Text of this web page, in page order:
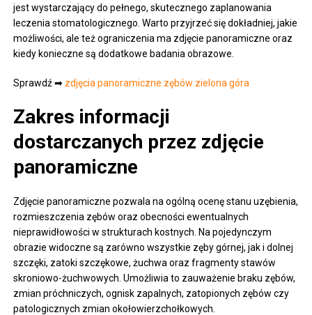
jest wystarczający do pełnego, skutecznego zaplanowania
leczenia stomatologicznego. Warto przyjrzeć się dokładniej, jakie
możliwości, ale też ograniczenia ma zdjęcie panoramiczne oraz
kiedy konieczne są dodatkowe badania obrazowe.
Sprawdź ➡ zdjęcia panoramiczne zębów zielona góra
Zakres informacji
dostarczanych przez zdjęcie
panoramiczne
Zdjęcie panoramiczne pozwala na ogólną ocenę stanu uzębienia,
rozmieszczenia zębów oraz obecności ewentualnych
nieprawidłowości w strukturach kostnych. Na pojedynczym
obrazie widoczne są zarówno wszystkie zęby górnej, jak i dolnej
szczęki, zatoki szczękowe, żuchwa oraz fragmenty stawów
skroniowo-żuchwowych. Umożliwia to zauważenie braku zębów,
zmian próchniczych, ognisk zapalnych, zatopionych zębów czy
patologicznych zmian okołowierzchołkowych.